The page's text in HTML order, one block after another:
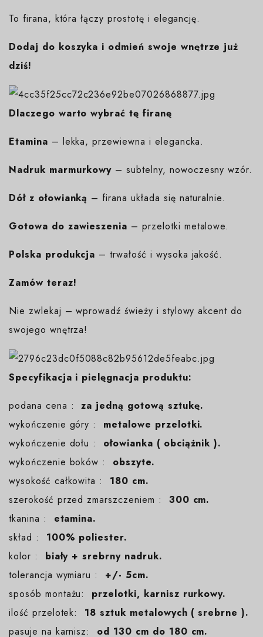
To firana, która łączy prostotę i elegancję.
Dodaj do koszyka i odmień swoje wnętrze już
dziś!
Dlaczego warto wybrać tę firanę
Etamina – lekka, przewiewna i elegancka.
Nadruk marmurkowy – subtelny, nowoczesny wzór.
Dół z ołowianką – firana układa się naturalnie.
Gotowa do zawieszenia – przelotki metalowe.
Polska produkcja – trwałość i wysoka jakość.
Zamów teraz!
Nie zwlekaj – wprowadź świeży i stylowy akcent do
swojego wnętrza!
Specyfikacja i pielęgnacja produktu:
podana cena :za jedną gotową sztukę.
wykończenie góry :
metalowe przelotki.
wykończenie dołu : ołowianka ( obciążnik ).
wykończenie boków : obszyte.
wysokość całkowita : 180 cm.
szerokość przed zmarszczeniem : 300 cm.
tkanina : etamina.
skład : 100% poliester.
kolor : biały + srebrny nadruk.
tolerancja wymiaru :
+/- 5cm.
sposób montażu: przelotki, karnisz rurkowy.
ilość przelotek:
18 sztuk metalowych ( srebrne ).
pasuje na karnisz: od 130 cm do 180 cm.